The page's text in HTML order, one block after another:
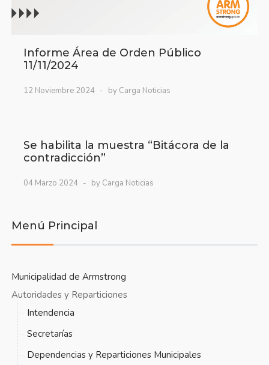
Informe Área de Orden Público
11/11/2024
12 Noviembre 2024 by Carga Noticias
Se habilita la muestra “Bitácora de la
contradicción”
04 Marzo 2024 by Carga Noticias
Menú Principal
Municipalidad de Armstrong
Autoridades y Reparticiones
Intendencia
Secretarías
Dependencias y Reparticiones Municipales